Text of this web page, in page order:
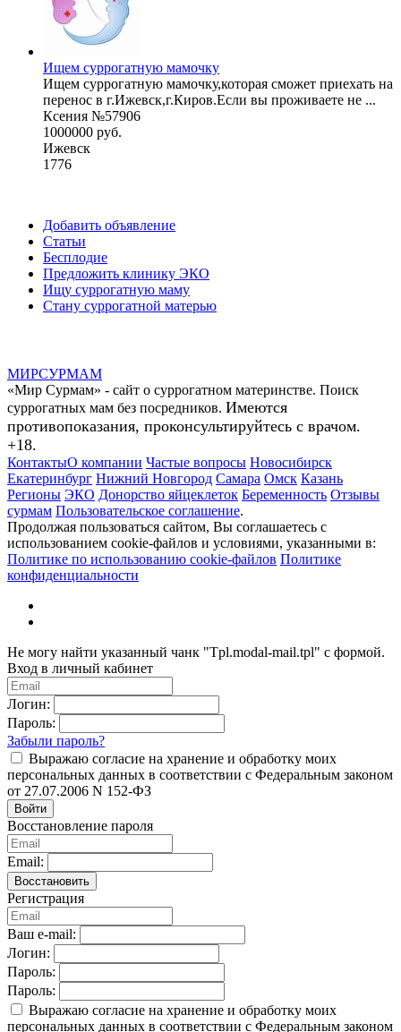
Ищем суррогатную мамочку
Ищем суррогатную мамочку,которая сможет приехать на
перенос в г.Ижевск,г.Киров.Если вы проживаете не ...
Ксения №57906
1000000 руб.
Ижевск
1776
Добавить объявление
Статьи
Бесплодие
Предложить клинику ЭКО
Ищу суррогатную маму
Стану суррогатной матерью
МИРСУРМАМ
«Мир Сурмам» - сайт о суррогатном материнстве. Поиск
суррогатных мам без посредников. Имеются
противопоказания, проконсультируйтесь с врачом.
+18.
КонтактыО компании Частые вопросы Новосибирск
Екатеринбург Нижний Новгород Самара Омск Казань
Регионы ЭКО Донорство яйцеклеток Беременность Отзывы
сурмам Пользовательское соглашение.
Продолжая пользоваться сайтом, Вы соглашаетесь с
использованием cookie-файлов и условиями, указанными в:
Политике по использованию cookie-файлов Политике
конфиденциальности
Не могу найти указанный чанк "Tpl.modal-mail.tpl" с формой.
Вход в личный кабинет
Логин:
Пароль:
Забыли пароль?
Выражаю согласие на хранение и обработку моих
персональных данных в соответствии с Федеральным законом
от 27.07.2006 N 152-ФЗ
Войти
Восстановление пароля
Email:
Восстановить
Регистрация
Ваш e-mail:
Логин:
Пароль:
Пароль:
Выражаю согласие на хранение и обработку моих
персональных данных в соответствии с Федеральным законом